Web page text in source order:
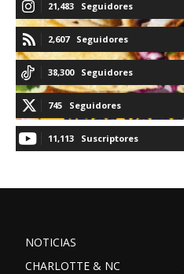
21,483 Seguidores
2,607 Seguidores
38,300 Seguidores
745 Seguidores
11,113 Suscriptores
NOTICIAS
CHARLOTTE & NC